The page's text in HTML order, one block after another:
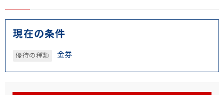
現在の条件
優待の種類 金券